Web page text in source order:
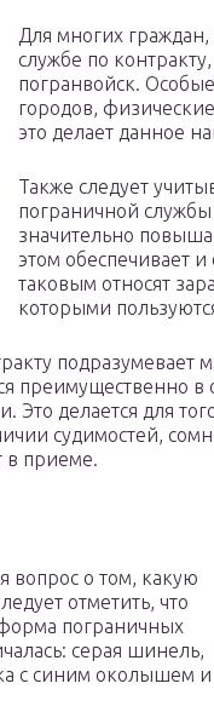
Для многих
службе по
погранвойск.
городов,
это делает данное
Также следует
пограничной
значительно
этом обеспечивает
таковым относят
которыми
подразумевает
преимущественно
Это делается для
судимостей,
в приеме.
вопрос о том, какую
отметить, что
пограничных
серая шинель,
с синим околышем и